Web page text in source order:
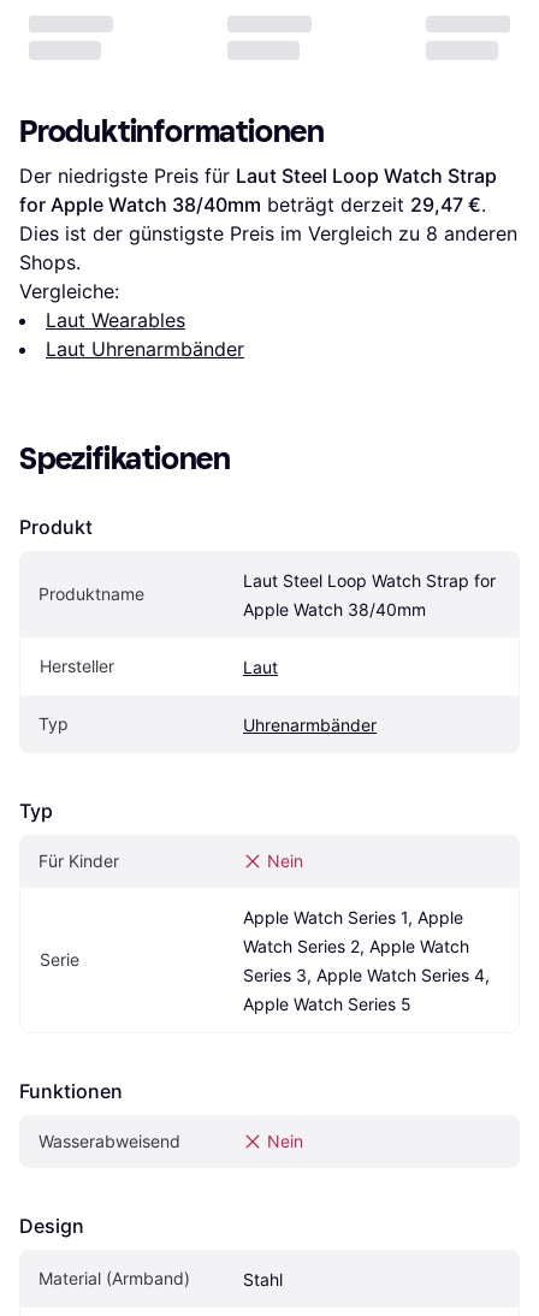
Produktinformationen
Der niedrigste Preis für Laut Steel Loop Watch Strap
for Apple Watch 38/40mm beträgt derzeit 29,47 €.
Dies ist der günstigste Preis im Vergleich zu 8 anderen
Shops.
Vergleiche:
Laut Wearables
Laut Uhrenarmbänder
Spezifikationen
Produkt
Produktname
Laut Steel Loop Watch Strap for
Apple Watch 38/40mm
Hersteller Laut
Typ Uhrenarmbänder
Typ
Für Kinder Nein
Serie
Apple Watch Series 1, Apple
Watch Series 2, Apple Watch
Series 3, Apple Watch Series 4,
Apple Watch Series 5
Funktionen
Wasserabweisend Nein
Design
Material (Armband) Stahl